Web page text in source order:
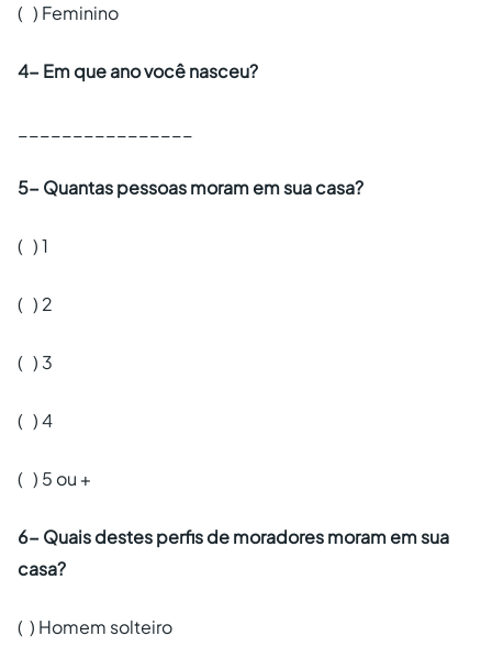
( ) Feminino
4- Em que ano você nasceu?
5- Quantas pessoas moram em sua casa?
( ) 1
( ) 2
( ) 3
( ) 4
( ) 5 ou +
6- Quais destes perfis de moradores moram em sua
casa?
( ) Homem solteiro